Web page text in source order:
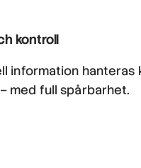
kontroll
information hanteras
med full spårbarhet.